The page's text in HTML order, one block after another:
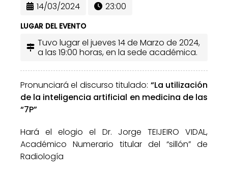
14/03/2024 23:00
LUGAR DEL EVENTO
Tuvo lugar el jueves 14 de Marzo de 2024,
a las 19:00 horas, en la sede académica.
Pronunciará el discurso titulado: “La utilización
de la inteligencia artificial en medicina de las
“7P”
Hará el elogio el Dr. Jorge TEIJEIRO VIDAL,
Académico Numerario titular del “sillón” de
Radiología